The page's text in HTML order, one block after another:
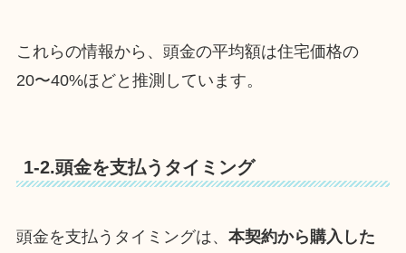
これらの情報から、頭金の平均額は住宅価格の
20〜40%ほどと推測しています。
1-2.頭金を支払うタイミング
頭金を支払うタイミングは、 本契約から購入した